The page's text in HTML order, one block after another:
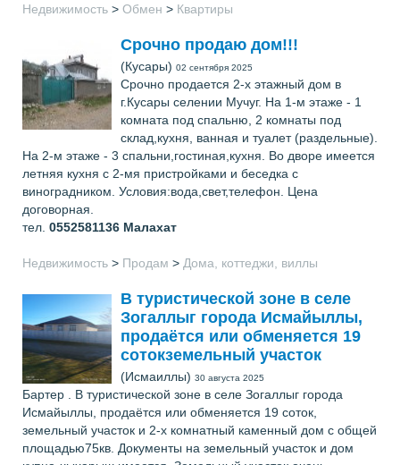
Недвижимость > Обмен > Квартиры
Срочно продаю дом!!!
(Кусары) 02 сентября 2025
Срочно продается 2-х этажный дом в
г.Кусары селении Мучуг. На 1-м этаже - 1
комната под спальню, 2 комнаты под
склад,кухня, ванная и туалет (раздельные).
На 2-м этаже - 3 спальни,гостиная,кухня. Во дворе имеется
летняя кухня с 2-мя пристройками и беседка с
виноградником. Условия:вода,свет,телефон. Цена
договорная.
тел. 0552581136 Малахат
Недвижимость > Продам > Дома, коттеджи, виллы
В туристической зоне в селе
Зогаллыг города Исмайыллы,
продаётся или обменяется 19
сотокземельный участок
(Исмаиллы) 30 августа 2025
Бартер . В туристической зоне в селе Зогаллыг города
Исмайыллы, продаётся или обменяется 19 соток,
земельный участок и 2-х комнатный каменный дом с общей
площадью75кв. Документы на земельный участок и дом